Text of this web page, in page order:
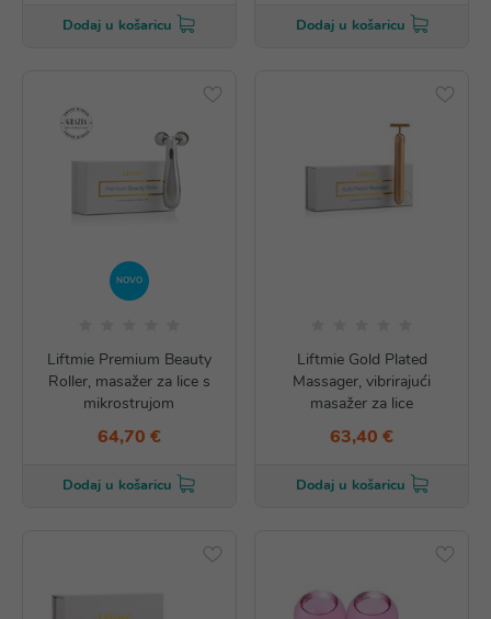
Dodaj u košaricu Dodaj u košaricu
NOVO
Liftmie Premium Beauty
Roller, masažer za lice s
mikrostrujom
64,70 €
Dodaj u košaricu
Liftmie Gold Plated
Massager, vibrirajući
masažer za lice
63,40 €
Dodaj u košaricu